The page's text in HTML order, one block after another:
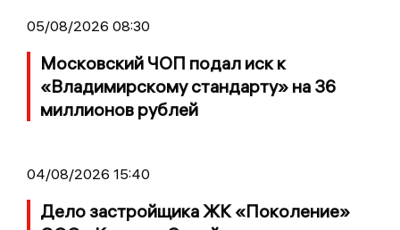
05/08/2026 08:30
Московский ЧОП подал иск к
«Владимирскому стандарту» на 36
миллионов рублей
04/08/2026 15:40
Дело застройщика ЖК «Поколение»